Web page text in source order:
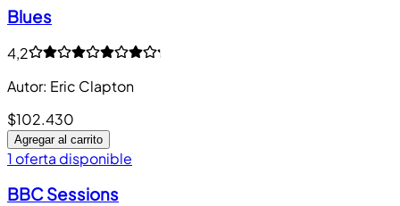
Blues
4,2
Autor: Eric Clapton
$102.430
Agregar al carrito
1 oferta disponible
BBC Sessions